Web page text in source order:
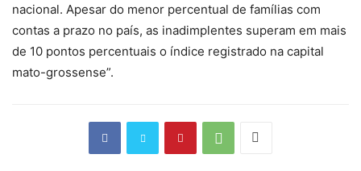
nacional. Apesar do menor percentual de famílias com
contas a prazo no país, as inadimplentes superam em mais
de 10 pontos percentuais o índice registrado na capital
mato-grossense”.